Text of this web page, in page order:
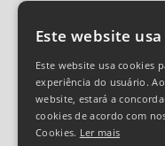
Este website
Este website usa cookies
experiência do usuário.
website, estará a
cookies de acordo com
Cookies. Ler mais